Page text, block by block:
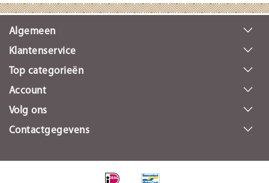
Algemeen
Klantenservice
Top categorieën
Account
Volg ons
Contactgegevens